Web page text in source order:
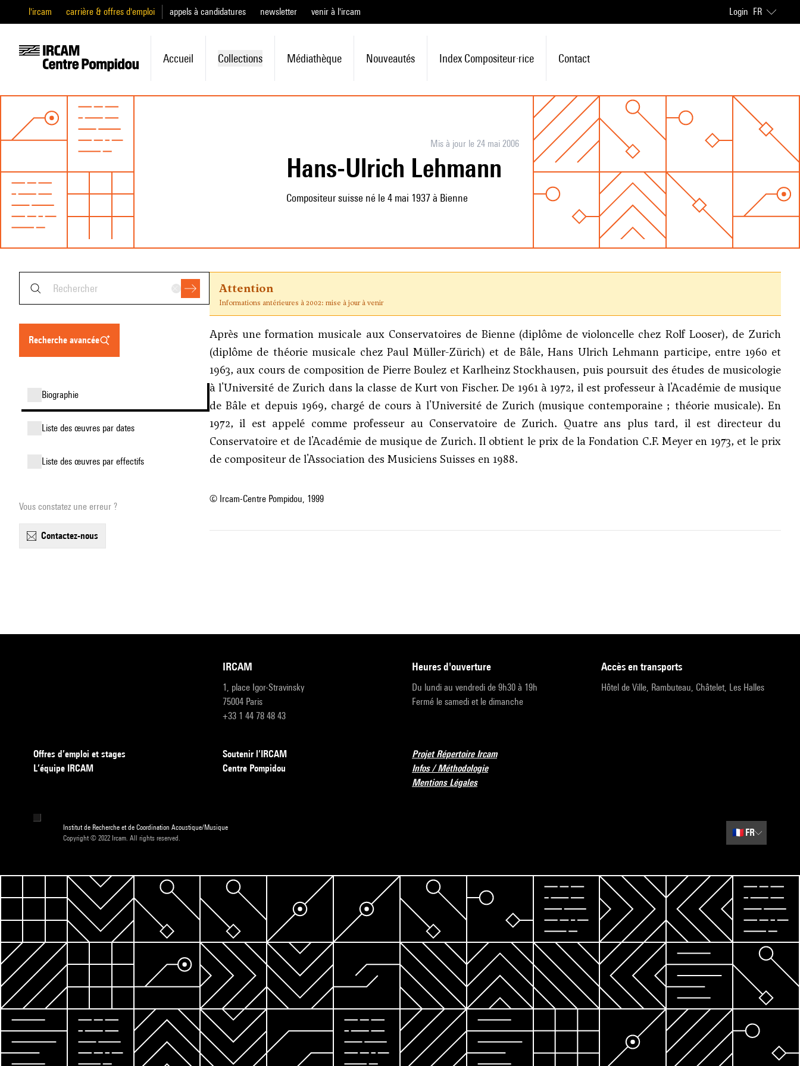
l'ircam carrière & offres d'emploi appels à candidatures newsletter venir à l'ircam Login FR
Accueil Collections Médiathèque Nouveautés Index Compositeur·rice Contact
Mis à jour le 24 mai 2006
Hans-Ulrich Lehmann
Compositeur suisse né le 4 mai 1937 à Bienne
recherche avancée
biographie
liste des œuvres par dates
liste des œuvres par effectifs
Vous constatez une erreur ?
contactez-nous
Attention
Informations antérieures à 2002: mise à jour à venir
Après une formation musicale aux Conservatoires de Bienne (diplôme de violoncelle chez Rolf Looser), de Zurich
(diplôme de théorie musicale chez Paul Müller-Zürich) et de Bâle, Hans Ulrich Lehmann participe, entre 1960 et
1963, aux cours de composition de Pierre Boulez et Karlheinz Stockhausen, puis poursuit des études de musicologie
à l'Université de Zurich dans la classe de Kurt von Fischer. De 1961 à 1972, il est professeur à l'Académie de musique
de Bâle et depuis 1969, chargé de cours à l'Université de Zurich (musique contemporaine ; théorie musicale). En
1972, il est appelé comme professeur au Conservatoire de Zurich. Quatre ans plus tard, il est directeur du
Conservatoire et de l'Académie de musique de Zurich. Il obtient le prix de la Fondation C.F. Meyer en 1973, et le prix
de compositeur de l'Association des Musiciens Suisses en 1988.
© Ircam-Centre Pompidou, 1999
IRCAM
1, place Igor-Stravinsky
75004 Paris
+33 1 44 78 48 43
heures d'ouverture
Du lundi au vendredi de 9h30 à 19h
Fermé le samedi et le dimanche
accès en transports
Hôtel de Ville, Rambuteau, Châtelet, Les Halles
Offres d’emploi et stages
L’équipe IRCAM
Soutenir l’IRCAM
Centre Pompidou
Projet Répertoire Ircam
Infos / Méthodologie
Mentions Légales
Institut de Recherche et de Coordination Acoustique/Musique
Copyright © 2022 Ircam. All rights reserved.
🇫🇷 FR